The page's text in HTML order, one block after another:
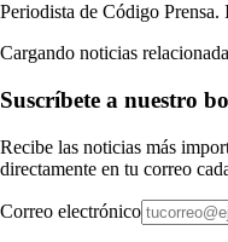
Periodista de Código
Cargando noticias
Suscríbete a nuestro
Recibe las noticias más
directamente en tu correo
Correo electrónico